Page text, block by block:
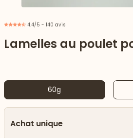
4.4/5 - 140 avis
Lamelles au poulet
60g
Achat unique